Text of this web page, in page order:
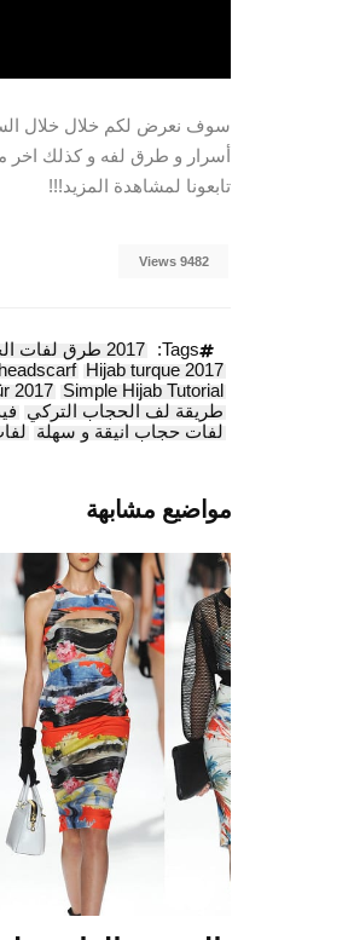
سوف نعرض لكم خلال خلال السنة الجديدة 2018 فيديوهات و صور جديدة
أسرار و طرق لفه و كذلك اخر مستجدات المعاطف
تابعونا لمشاهدة المزيد!!!
9482 Views
Tags: 2017 طرق لفات الحجاب
Hijab turque 2017
Simple Hijab Tutorial
2017
طريقة لف الحجاب التركي
لفات حجاب انيقة و سهلة
مواضيع مشابهة